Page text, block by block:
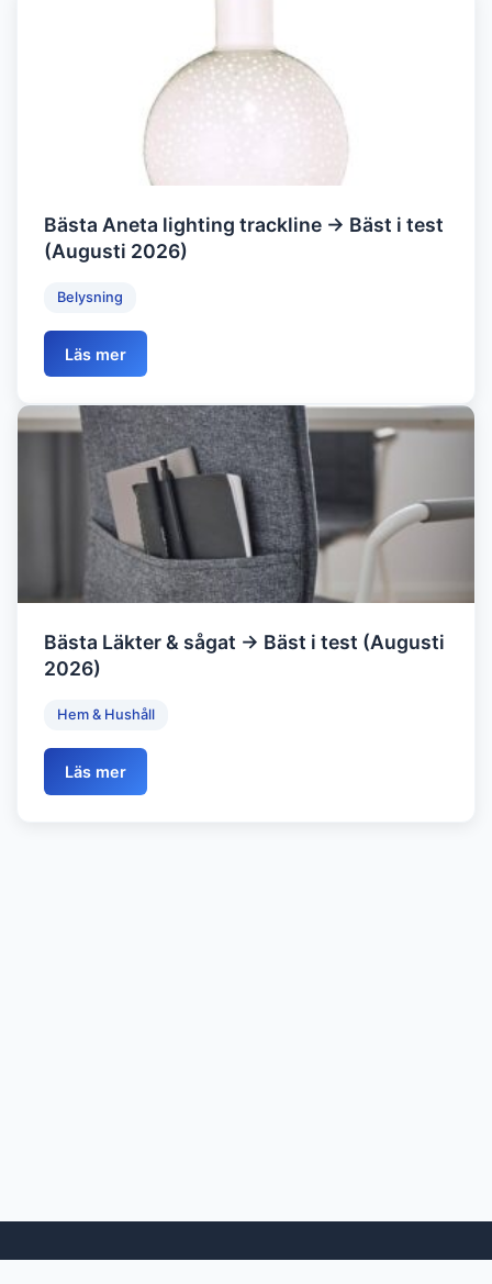
Bästa Aneta lighting trackline → Bäst i test
(Augusti 2026)
Belysning
Läs mer
Bästa Läkter & sågat → Bäst i test (Augusti
2026)
Hem & Hushåll
Läs mer